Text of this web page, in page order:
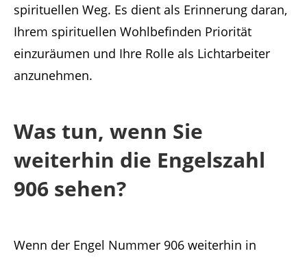
spirituellen Weg. Es dient als Erinnerung daran,
Ihrem spirituellen Wohlbefinden Priorität
einzuräumen und Ihre Rolle als Lichtarbeiter
anzunehmen.
Was tun, wenn Sie
weiterhin die Engelszahl
906 sehen?
Wenn der Engel Nummer 906 weiterhin in